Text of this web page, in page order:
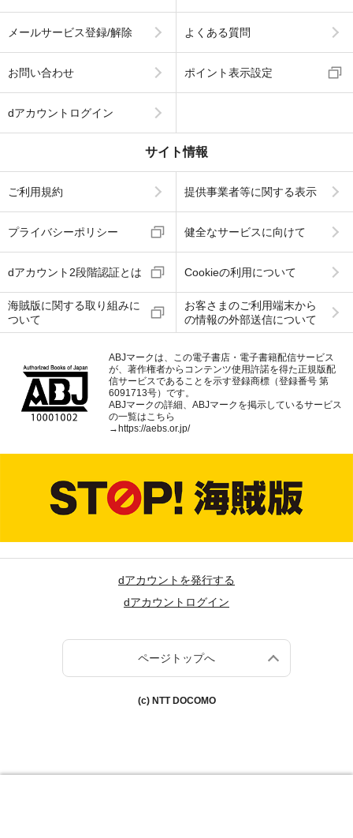
メールサービス登録/解除 よくある質問
お問い合わせ ポイント表示設定
dアカウントログイン
サイト情報
ご利用規約 提供事業者等に関する表示
プライバシーポリシー 健全なサービスに向けて
dアカウント2段階認証とは Cookieの利用について
海賊版に関する取り組みに
ついて
お客さまのご利用端末から
の情報の外部送信について
ABJマークは、この電子書店・電子書籍配信サービス
が、著作権者からコンテンツ使用許諾を得た正規版配
信サービスであることを示す登録商標（登録番号 第
6091713号）です。
ABJマークの詳細、ABJマークを掲示しているサービス
の一覧はこちら
→ https://aebs.or.jp/
dアカウントを発行する
dアカウントログイン
ページトップへ
(c) NTT DOCOMO